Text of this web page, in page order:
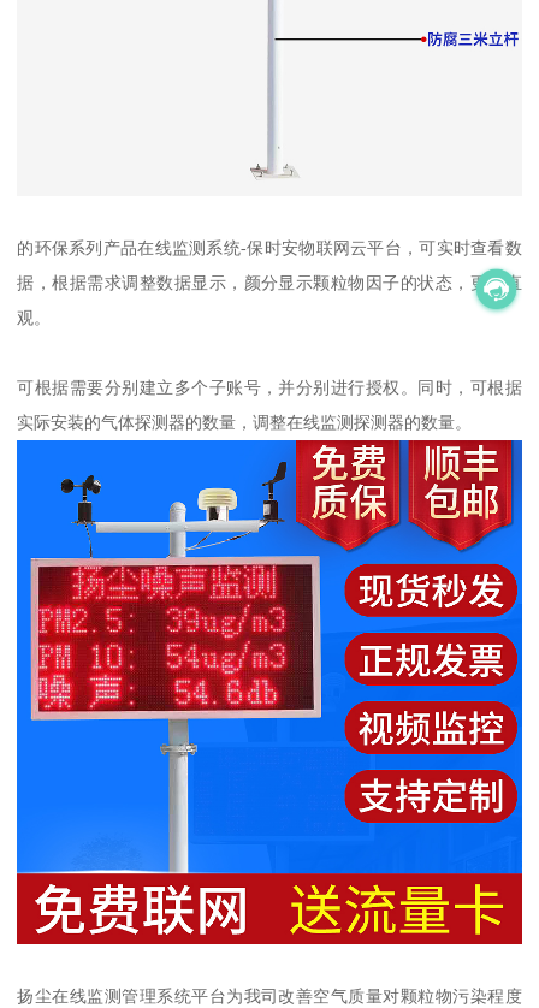
的环保系列产品在线监测系统-保时安物联网云平台，可实时查看数
据，根据需求调整数据显示，颜分显示颗粒物因子的状态，更加直
观。
可根据需要分别建立多个子账号，并分别进行授权。同时，可根据
实际安装的气体探测器的数量，调整在线监测探测器的数量。
扬尘在线监测管理系统平台为我司改善空气质量对颗粒物污染程度